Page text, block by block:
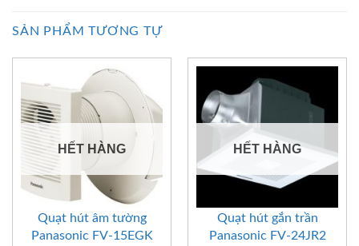
SẢN PHẨM TƯƠNG TỰ
HẾT HÀNG
Quạt hút âm tường
Panasonic FV-15EGK
HẾT HÀNG
Quạt hút gắn trần
Panasonic FV-24JR2